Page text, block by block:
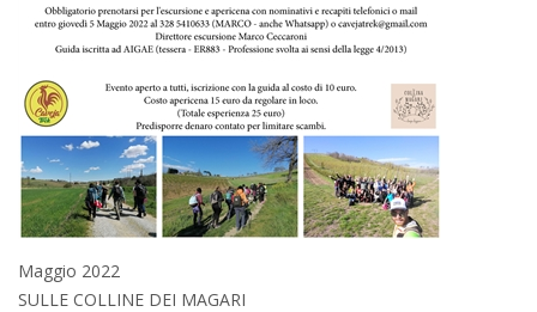
Maggio 2022
SULLE COLLINE DEI MAGARI